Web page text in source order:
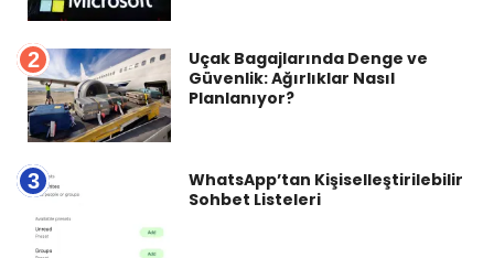
2
Uçak Bagajlarında Denge ve
Güvenlik: Ağırlıklar Nasıl
Planlanıyor?
3
WhatsApp’tan Kişiselleştirilebilir
Sohbet Listeleri